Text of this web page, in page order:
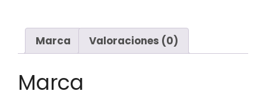
Marca Valoraciones (0)
Marca